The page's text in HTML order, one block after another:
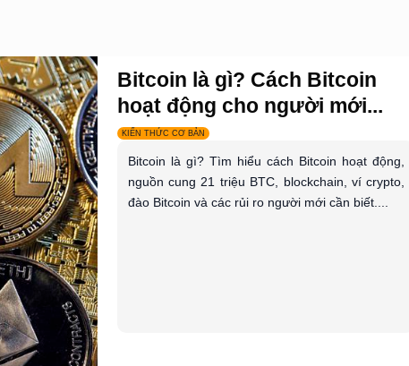
Bitcoin là gì? Cách Bitcoin
hoạt động cho người mới...
KIẾN THỨC CƠ BẢN
Bitcoin là gì? Tìm hiểu cách Bitcoin hoạt động,
nguồn cung 21 triệu BTC, blockchain, ví crypto,
đào Bitcoin và các rủi ro người mới cần biết....